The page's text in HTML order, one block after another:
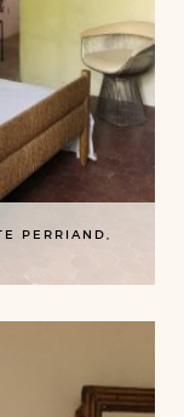
PERRIAND,